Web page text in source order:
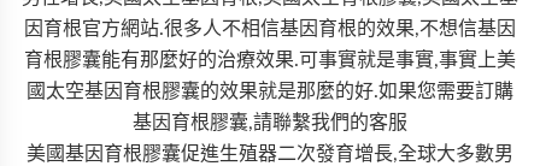
因育根官方網站.很多人不相信基因育根的效果,不想信基因
育根膠囊能有那麼好的治療效果.可事實就是事實,事實上美
國太空基因育根膠囊的效果就是那麼的好.如果您需要訂購
基因育根膠囊,請聯繫我們的客服
美國基因育根膠囊促進生殖器二次發育增長,全球大多數男